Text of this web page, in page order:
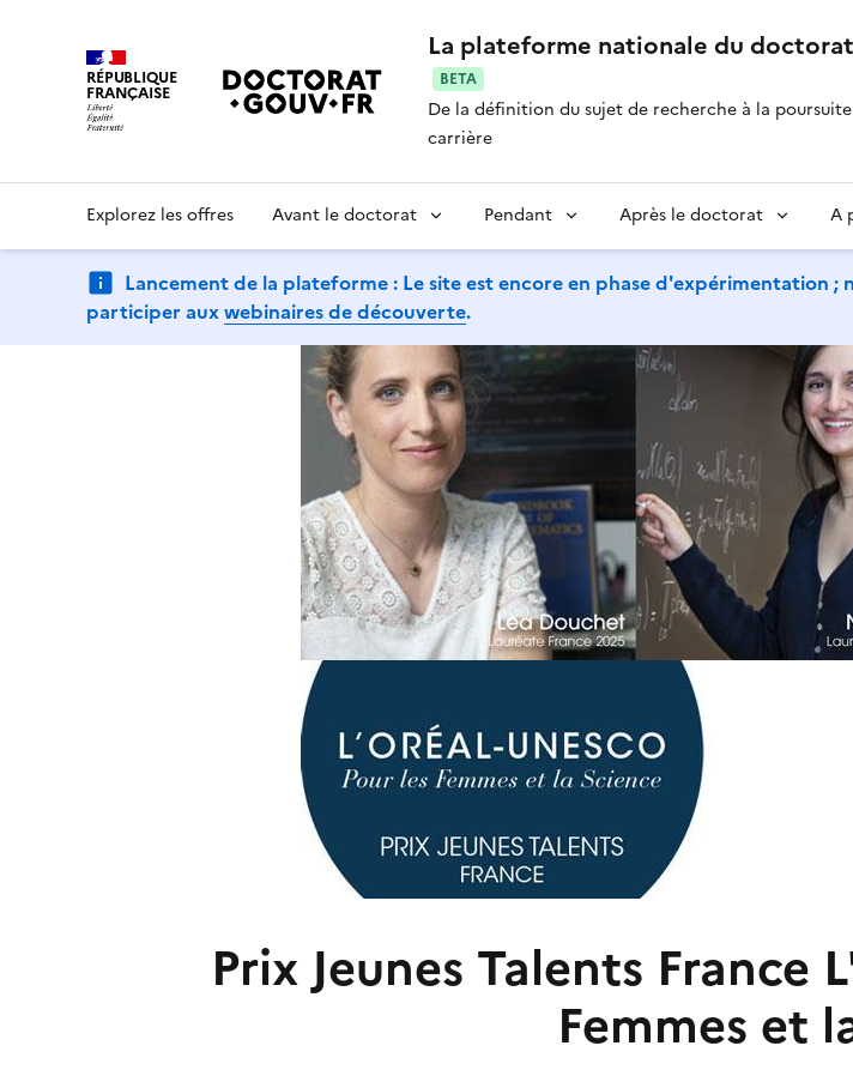
RÉPUBLIQUE
FRANÇAISE
La plateforme nationale du doctorat
BETA
De la définition du sujet de recherche à la
carrière
Explorez les offres Avant le doctorat Pendant Après le doctorat A
Lancement de la plateforme : Le site est encore en phase d'expérimentation ;
participer auxwebinaires de découverte.
Prix Jeunes Talents France
Femmes et